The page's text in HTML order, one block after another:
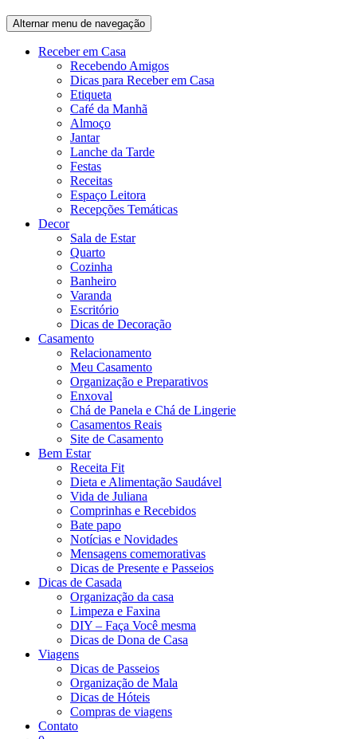
Alternar menu de navegação
Recebendo Amigos
Dicas para Receber em Casa
Etiqueta
Café da Manhã
Almoço
Jantar
Lanche da Tarde
Festas
Receitas
Espaço Leitora
Recepções Temáticas
Decor
Quarto
Cozinha
Banheiro
Varanda
Escritório
Dicas de Decoração
Casamento
Relacionamento
Meu Casamento
Organização e Preparativos
Enxoval
Chá de Panela e Chá de Lingerie
Casamentos Reais
Site de Casamento
Bem Estar
Receita Fit
Dieta e Alimentação Saudável
Vida de Juliana
Comprinhas e Recebidos
Bate papo
Notícias e Novidades
Mensagens comemorativas
Dicas de Presente e Passeios
Dicas de Casada
Organização da casa
Limpeza e Faxina
DIY – Faça Você mesma
Dicas de Dona de Casa
Viagens
Dicas de Passeios
Organização de Mala
Dicas de Hóteis
Compras de viagens
Contato
0